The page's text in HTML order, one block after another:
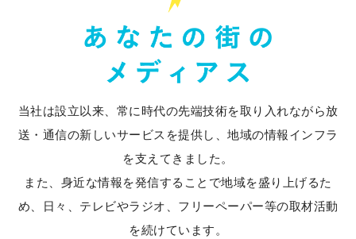
当社は設立以来、常に時代の先端技術を取り入れながら放
送・通信の新しいサービスを提供し、地域の情報インフラ
を支えてきました。
また、身近な情報を発信することで地域を盛り上げるた
め、日々、テレビやラジオ、フリーペーパー等の取材活動
を続けています。